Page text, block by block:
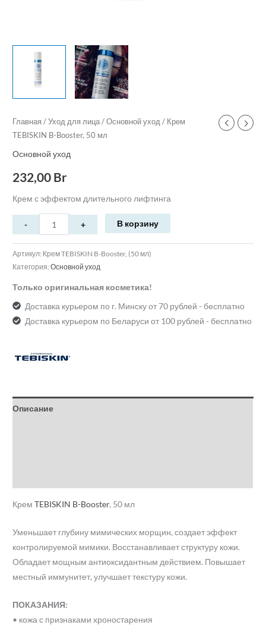
Главная /Уход для лица /Основной уход / Крем
TEBISKIN B-Booster, 50 мл
Основной уход
232,00 Br
Крем с эффектом длительного лифтинга
В корзину
Артикул: Крем TEBISKIN B-Booster, (50 мл)
Категория:Основной уход
Только оригинальная косметика!
Доставка курьером по г. Минску от 70 рублей - бесплатно
Доставка курьером по Беларуси от 100 рублей - бесплатно
Описание
КремTEBISKIN B-Booster, 50 мл
Уменьшает глубину мимических морщин, создает эффект
контролируемой мимики. Восстанавливает структуру кожи.
Обладает мощным антиоксидантным действием. Повышает
местный иммунитет, улучшает текстуру кожи.
ПОКАЗАНИЯ:
• кожа с признаками хроностарения